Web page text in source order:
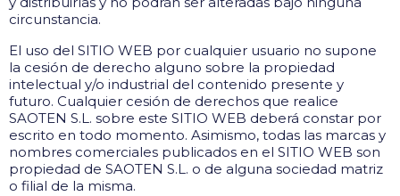
circunstancia.
El uso del SITIO WEB por cualquier usuario no supone
la cesión de derecho alguno sobre la propiedad
intelectual y/o industrial del contenido presente y
futuro. Cualquier cesión de derechos que realice
SAOTEN S.L. sobre este SITIO WEB deberá constar por
escrito en todo momento. Asimismo, todas las marcas y
nombres comerciales publicados en el SITIO WEB son
propiedad de SAOTEN S.L. o de alguna sociedad matriz
o filial de la misma.